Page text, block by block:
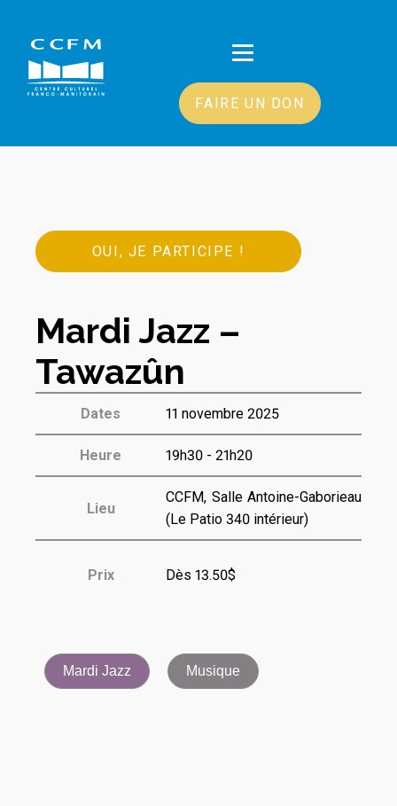
FAIRE UN DON
OUI, JE PARTICIPE !
Mardi Jazz –
Tawazûn
Dates 11 novembre 2025
Heure 19h30 - 21h20
Lieu
CCFM, Salle Antoine-Gaborieau
(Le Patio 340 intérieur)
Prix Dès 13.50$
Mardi Jazz Musique